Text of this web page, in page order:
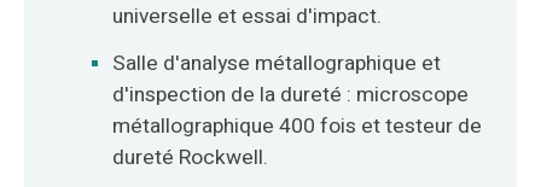
universelle et essai d'impact.
Salle d'analyse métallographique et
d'inspection de la dureté : microscope
métallographique 400 fois et testeur de
dureté Rockwell.